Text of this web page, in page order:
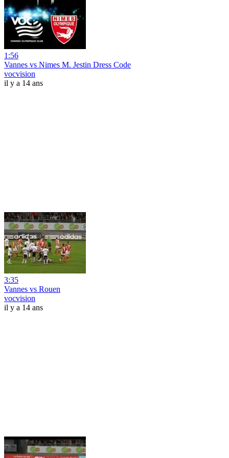
1:56
Vannes vs Nimes M. Jestin Dress Code
vocvision
il y a 14 ans
3:35
Vannes vs Rouen
vocvision
il y a 14 ans